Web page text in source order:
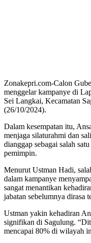
Zonakepri.com-Calon
menggelar kampanye di
Sei Langkai, Kecamatan
(26/10/2024).
Dalam kesempatan itu,
menjaga silaturahmi dan
dianggap sebagai salah
pemimpin.
Menurut Ustman Hadi,
dalam kampanye
sangat menantikan
jabatan sebelumnya dirasa
Ustman yakin kehadiran
signifikan di Sagulung.
mencapai 80% di wilayah